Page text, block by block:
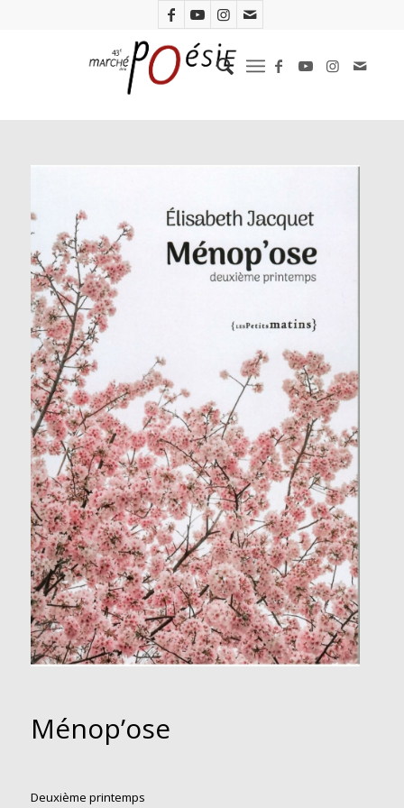
Ménop’ose
Deuxième printemps